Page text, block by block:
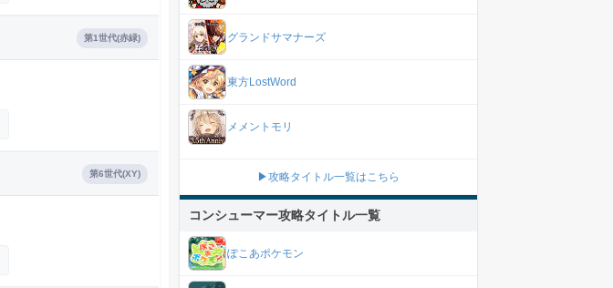
第1世代(赤緑)
第6世代(XY)
グランドサマナーズ
東方LostWord
メメントモリ
▶攻略タイトル一覧はこちら
コンシューマー攻略タイトル一覧
ぽこあポケモン